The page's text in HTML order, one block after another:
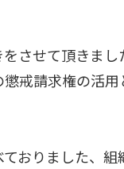
させて頂きまし
戒請求権の活
おりました、組